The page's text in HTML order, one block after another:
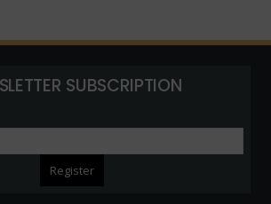
SUBSCRIPTION